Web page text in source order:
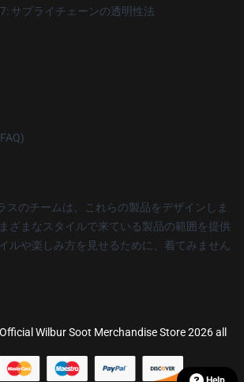
サプライチェーンの透明性法
スのチームは、これらの製品をデザインしま
ざまなスタイルで来ている製品の範囲を提供
ルや楽しみ方を見せるために、着てみません
Wilbur Soot Merchandise Store 2026 all